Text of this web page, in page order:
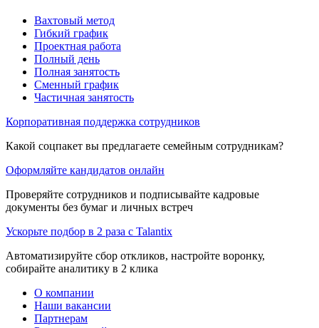
Вахтовый метод
Гибкий график
Проектная работа
Полный день
Полная занятость
Сменный график
Частичная занятость
Корпоративная поддержка сотрудников
Какой соцпакет вы предлагаете семейным сотрудникам?
Оформляйте кандидатов онлайн
Проверяйте сотрудников и подписывайте кадровые
документы без бумаг и личных встреч
Ускорьте подбор в 2 раза с Talantix
Автоматизируйте сбор откликов, настройте воронку,
собирайте аналитику в 2 клика
О компании
Наши вакансии
Партнерам